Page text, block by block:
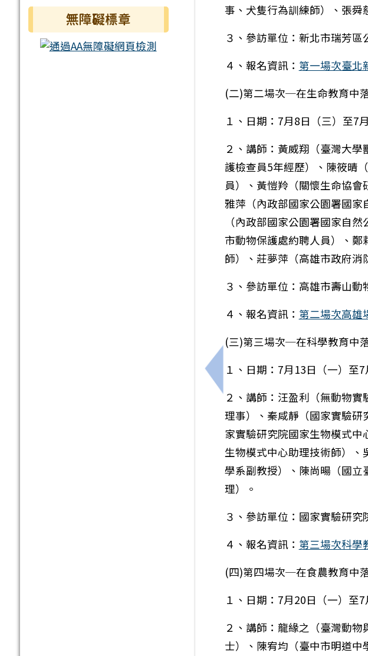
無障礙標章
上一筆：轉知國立臺南大學附屬
事、犬隻行為訓練師）、張舜
３、參訪單位：新北市瑞芳
４、報名資訊： 第一場次臺北
(二)第二場次─在生命教育中
１、日期：7月8日（三）至7
２、講師：黃威翔（臺灣大
護檢查員5年經歷）、陳筱晴
員）、黃愷羚（關懷生命協
雅萍（內政部國家公園署國
（內政部國家公園署國家自
市動物保護處約聘人員）、
師）、莊夢萍（高雄市政府消
３、參訪單位：高雄市壽山動
４、報名資訊： 第二場次高雄
(三)第三場次─在科學教育中
１、日期：7月13日（一）至7
２、講師：汪盈利（無動物
理事）、秦咸靜（國家實驗
家實驗研究院國家生物模式
生物模式中心助理技術師）
學系副教授）、陳尚暘（國
理）。
３、參訪單位：國家實驗研究
４、報名資訊： 第三場次科學
(四)第四場次─在食農教育中
１、日期：7月20日（一）至7
２、講師：龍緣之（臺灣動
士）、陳宥均（臺中市明道